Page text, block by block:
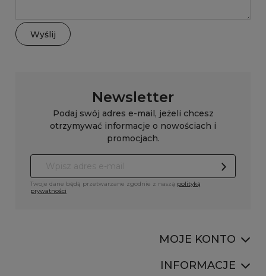
Wyślij
Newsletter
Podaj swój adres e-mail, jeżeli chcesz
otrzymywać informacje o nowościach i
promocjach.
Twoje dane będą przetwarzane zgodnie z naszą polityką
prywatności
MOJE KONTO
INFORMACJE